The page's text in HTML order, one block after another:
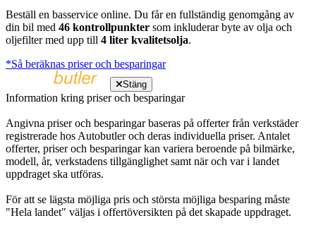
Beställ en basservice online. Du får en fullständig genomgång av
din bil med 46 kontrollpunkter som inkluderar byte av olja och
oljefilter med upp till 4 liter kvalitetsolja.
*Så beräknas priser och besparingar
Stäng
Information kring priser och besparingar
Angivna priser och besparingar baseras på offerter från verkstäder
registrerade hos Autobutler och deras individuella priser. Antalet
offerter, priser och besparingar kan variera beroende på bilmärke,
modell, år, verkstadens tillgänglighet samt när och var i landet
uppdraget ska utföras.
För att se lägsta möjliga pris och största möjliga besparing måste
"Hela landet" väljas i offertöversikten på det skapade uppdraget.